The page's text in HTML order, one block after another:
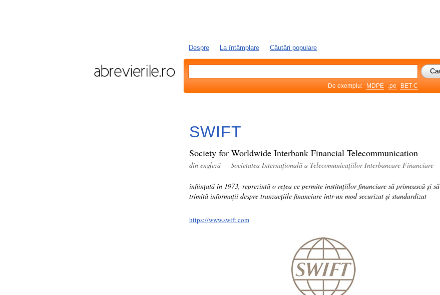
Despre La întâmplare Căutări populare
De exemplu: MDPE .pe BET-C
SWIFT
Society for Worldwide Interbank Financial Telecommunication
din engleză — Societatea Internațională a Telecomunicațiilor Interbancare Financiare
înființată în 1973, reprezintă o rețea ce permite instituțiilor financiare să primească și să
trimită informații despre tranzacțiile financiare într-un mod securizat și standardizat
https://www.swift.com